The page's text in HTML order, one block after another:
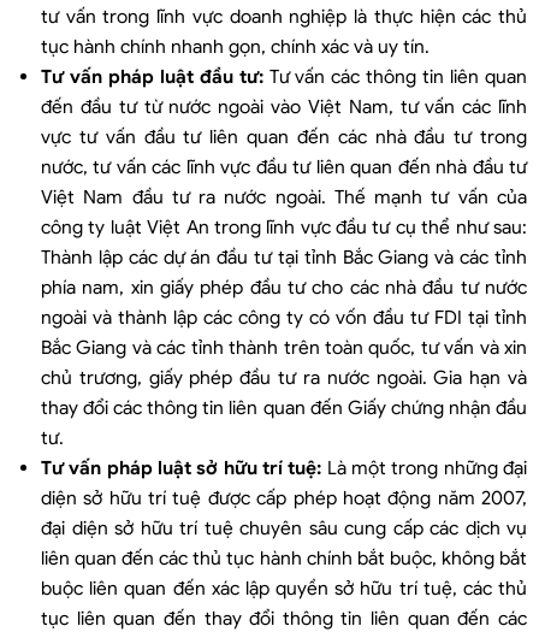
tư vấn trong lĩnh vực doanh nghiệp là thực hiện các thủ
tục hành chính nhanh gọn, chính xác và uy tín.
Tư vấn pháp luật đầu tư: Tư vấn các thông tin liên quan
đến đầu tư từ nước ngoài vào Việt Nam, tư vấn các lĩnh
vực tư vấn đầu tư liên quan đến các nhà đầu tư trong
nước, tư vấn các lĩnh vực đầu tư liên quan đến nhà đầu tư
Việt Nam đầu tư ra nước ngoài. Thế mạnh tư vấn của
công ty luật Việt An trong lĩnh vực đầu tư cụ thể như sau:
Thành lập các dự án đầu tư tại tỉnh Bắc Giang và các tỉnh
phía nam, xin giấy phép đầu tư cho các nhà đầu tư nước
ngoài và thành lập các công ty có vốn đầu tư FDI tại tỉnh
Bắc Giang và các tỉnh thành trên toàn quốc, tư vấn và xin
chủ trương, giấy phép đầu tư ra nước ngoài. Gia hạn và
thay đổi các thông tin liên quan đến Giấy chứng nhận đầu
tư.
Tư vấn pháp luật sở hữu trí tuệ: Là một trong những đại
diện sở hữu trí tuệ được cấp phép hoạt động năm 2007,
đại diện sở hữu trí tuệ chuyên sâu cung cấp các dịch vụ
liên quan đến các thủ tục hành chính bắt buộc, không bắt
buộc liên quan đến xác lập quyền sở hữu trí tuệ, các thủ
tục liên quan đến thay đổi thông tin liên quan đến các